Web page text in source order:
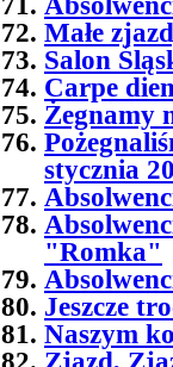
Małe
Salon
Carpe
Żegnamy
stycznia
"Romka"
Jeszcze
Naszym